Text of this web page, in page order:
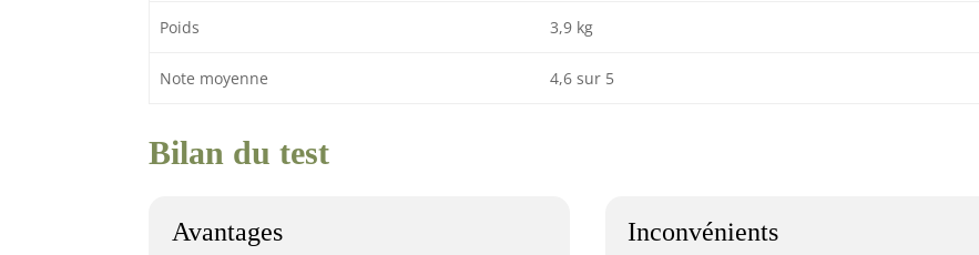
Poids 3,9 kg
Note moyenne 4,6 sur 5
Bilan du test
Avantages Inconvénients